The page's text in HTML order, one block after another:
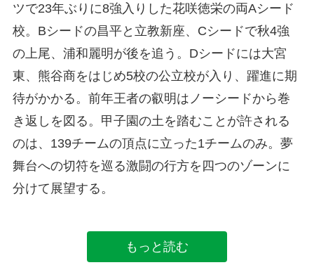
ツで23年ぶりに8強入りした花咲徳栄の両Aシード
校。Bシードの昌平と立教新座、Cシードで秋4強
の上尾、浦和麗明が後を追う。Dシードには大宮
東、熊谷商をはじめ5校の公立校が入り、躍進に期
待がかかる。前年王者の叡明はノーシードから巻
き返しを図る。甲子園の土を踏むことが許される
のは、139チームの頂点に立った1チームのみ。夢
舞台への切符を巡る激闘の行方を四つのゾーンに
分けて展望する。
もっと読む